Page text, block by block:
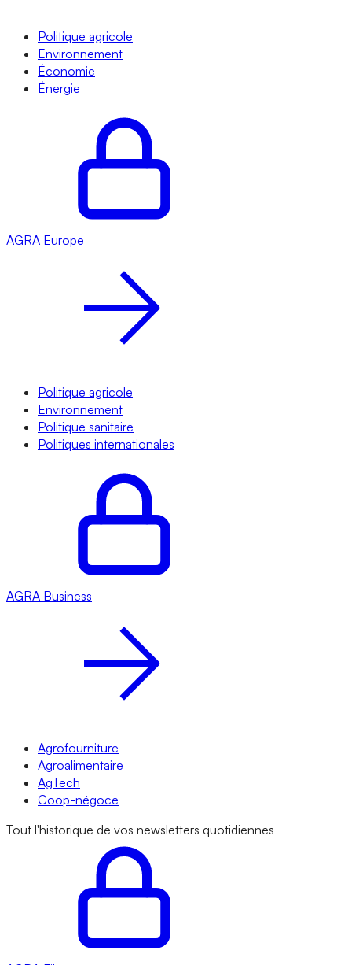
Politique agricole
Environnement
Économie
Énergie
AGRA Europe
Politique agricole
Environnement
Politique sanitaire
Politiques internationales
AGRA Business
Agrofourniture
Agroalimentaire
AgTech
Coop-négoce
Tout l'historique de vos newsletters quotidiennes